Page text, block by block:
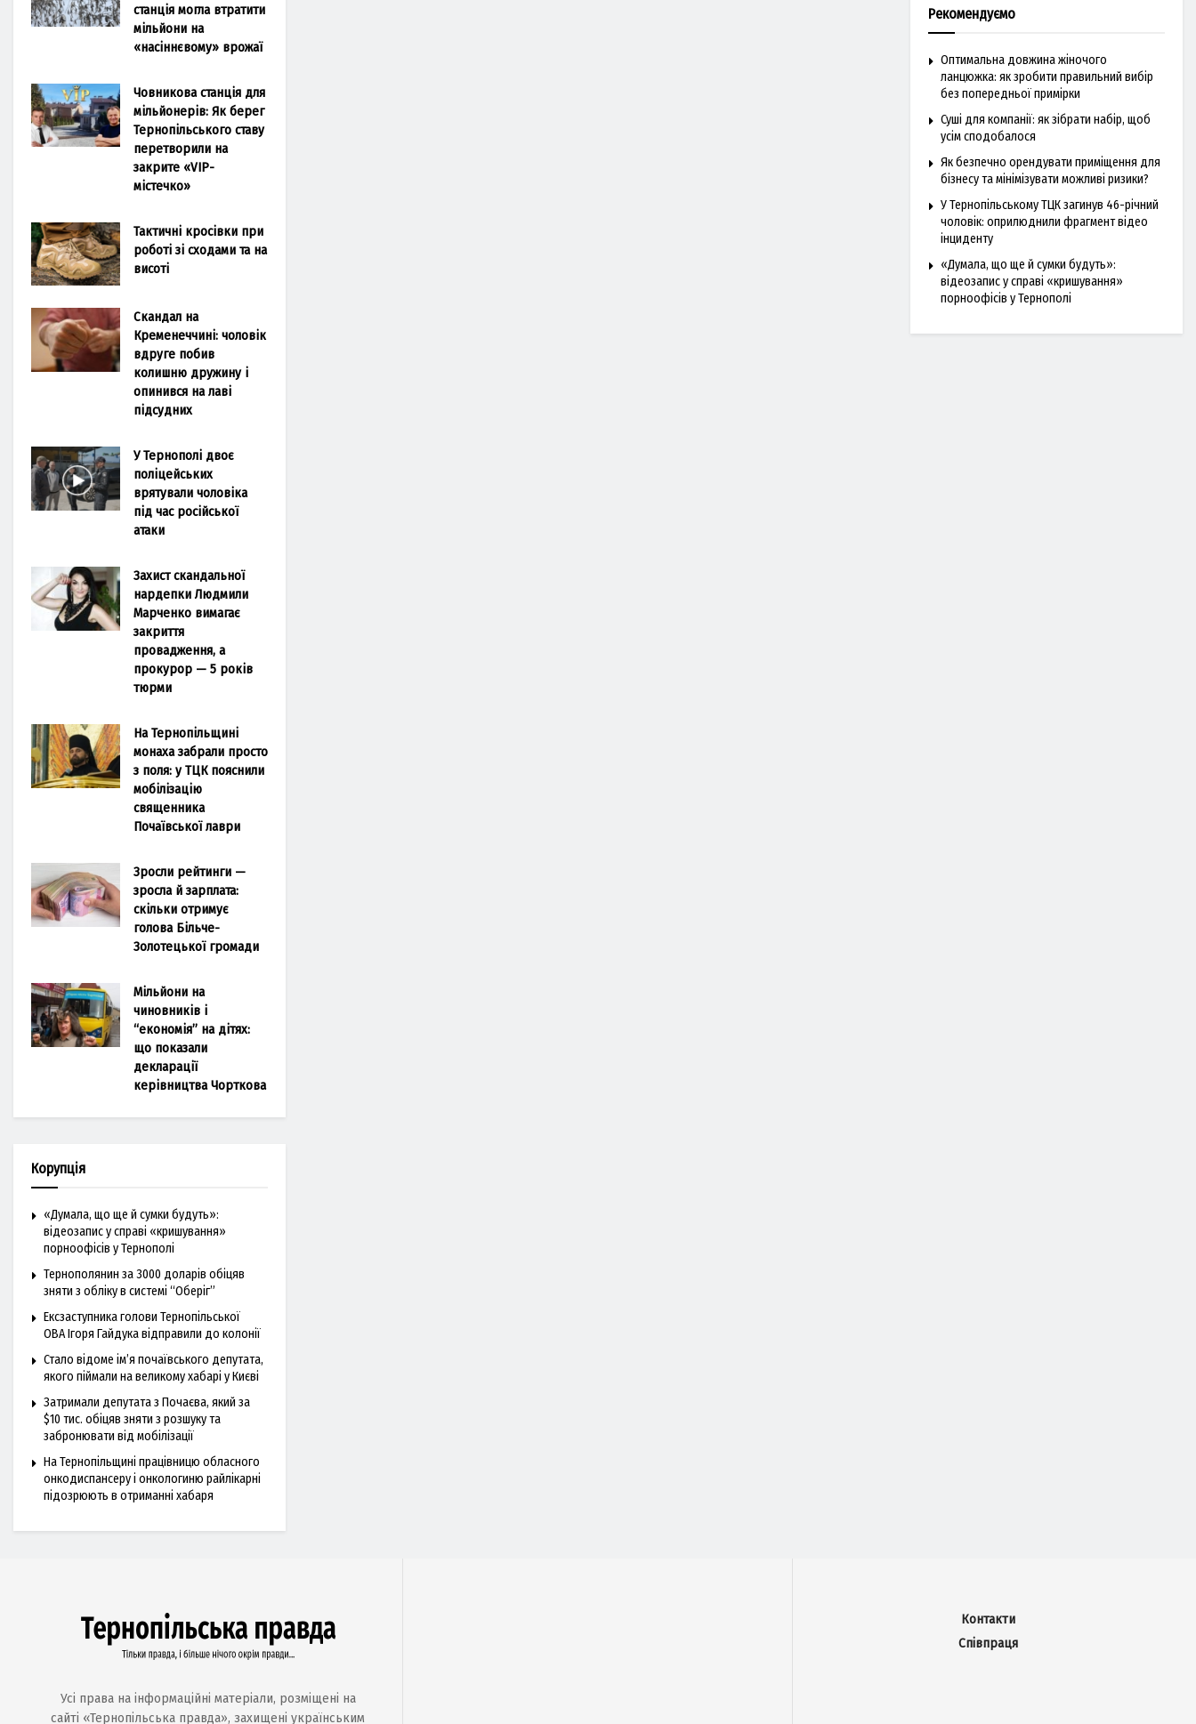
станція могла втратити
мільйони на
«насіннєвому» врожаї
Човникова станція для
мільйонерів: Як берег
Тернопільського ставу
перетворили на
закрите «VIP-
містечко»
Тактичні кросівки при
роботі зі сходами та на
висоті
Скандал на
Кременеччині: чоловік
вдруге побив
колишню дружину і
опинився на лаві
підсудних
У Тернополі двоє
поліцейських
врятували чоловіка
під час російської
атаки
Захист скандальної
нардепки Людмили
Марченко вимагає
закриття
провадження, а
прокурор — 5 років
тюрми
На Тернопільщині
монаха забрали просто
з поля: у ТЦК пояснили
мобілізацію
священника
Почаївської лаври
Зросли рейтинги —
зросла й зарплата:
скільки отримує
голова Більче-
Золотецької громади
Мільйони на
чиновників і
“економія” на дітях:
що показали
декларації
керівництва Чорткова
Корупція
«Думала, що ще й сумки будуть»:
відеозапис у справі «кришування»
порноофісів у Тернополі
Тернополянин за 3000 доларів обіцяв
зняти з обліку в системі “Оберіг”
Ексзаступника голови Тернопільської
ОВА Ігоря Гайдука відправили до колонії
Стало відоме ім’я почаївського депутата,
якого піймали на великому хабарі у Києві
Затримали депутата з Почаєва, який за
$10 тис. обіцяв зняти з розшуку та
забронювати від мобілізації
На Тернопільщині працівницю обласного
онкодиспансеру і онкологиню райлікарні
підозрюють в отриманні хабаря
Рекомендуємо
Оптимальна довжина жіночого
ланцюжка: як зробити правильний вибір
без попередньої примірки
Суші для компанії: як зібрати набір, щоб
усім сподобалося
Як безпечно орендувати приміщення для
бізнесу та мінімізувати можливі ризики?
У Тернопільському ТЦК загинув 46-річний
чоловік: оприлюднили фрагмент відео
інциденту
«Думала, що ще й сумки будуть»:
відеозапис у справі «кришування»
порноофісів у Тернополі
Усі права на інформаційні матеріали, розміщені на
сайті «Тернопільська правда», захищені українським
Контакти
Співпраця